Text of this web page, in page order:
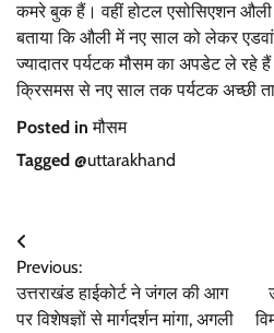
कमरे बुक हैं। वहीं होटल एसोसिएशन
बताया कि औली में नए साल को लेकर
ज्यादातर पर्यटक मौसम का अपडेट ले रहे
क्रिसमस से नए साल तक पर्यटक अच्छी
Posted inमौसम
Tagged @uttarakhand
Post
navigation
Previous:
उत्तराखंड हाईकोर्ट ने जंगल की आग
पर विशेषज्ञों से मार्गदर्शन मांगा, अगली